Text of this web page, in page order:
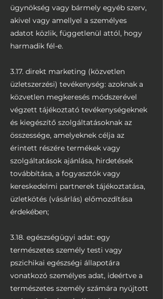
ügynökség vagy bármely egyéb szerv,
akivel vagy amellyel a személyes
adatot közlik, függetlenül attól, hogy
harmadik fél-e.
3.17. direkt marketing (közvetlen
üzletszerzési) tevékenység: azoknak a
közvetlen megkeresés módszerével
végzett tájékoztató tevékenységeknek
és kiegészítő szolgáltatásoknak az
összessége, amelyeknek célja az
érintett részére termékek vagy
szolgáltatások ajánlása, hirdetések
továbbítása, a fogyasztók vagy
kereskedelmi partnerek tájékoztatása,
üzletkötés (vásárlás) előmozdítása
érdekében;
3.18. egészségügyi adat: egy
természetes személy testi vagy
pszichikai egészségi állapotára
vonatkozó személyes adat, ideértve a
természetes személy számára nyújtott